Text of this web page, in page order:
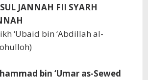
JANNAH FII SYARH
‘Ubaid bin ‘Abdillah al-
bin ‘Umar as-Sewed